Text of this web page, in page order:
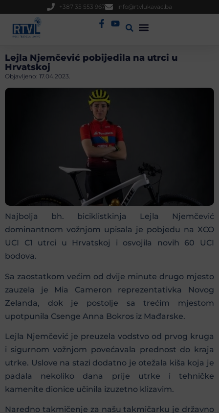
+387 35 553 967 info@rtvlukavac.ba
Lejla Njemčević pobijedila na utrci u
Hrvatskoj
Objavljeno: 17.04.2023.
Najbolja bh. biciklistkinja Lejla Njemčević
dominantnom vožnjom upisala je pobjedu na XCO
UCI C1 utrci u Hrvatskoj i osvojila novih 60 UCI
bodova.
Sa zaostatkom većim od dvije minute drugo mjesto
zauzela je Mia Cameron reprezentativka Novog
Zelanda, dok je postolje sa trećim mjestom
upotpunila Csenge Anna Bokros iz Mađarske.
Lejla Njemčević je preuzela vodstvo od prvog kruga
i sigurnom vožnjom povećavala prednost do kraja
utrke. Uslove na stazi dodatno je otežala kiša koja je
padala nekoliko dana prije utrke i tehničke
kamenite dionice učinila izuzetno klizavim.
Naredno takmičenje za našu takmičarku je državno